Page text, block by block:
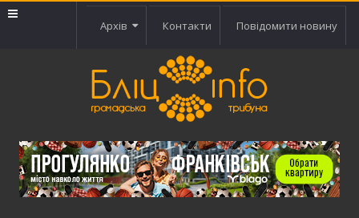
Архів Контакти Повідомити новину